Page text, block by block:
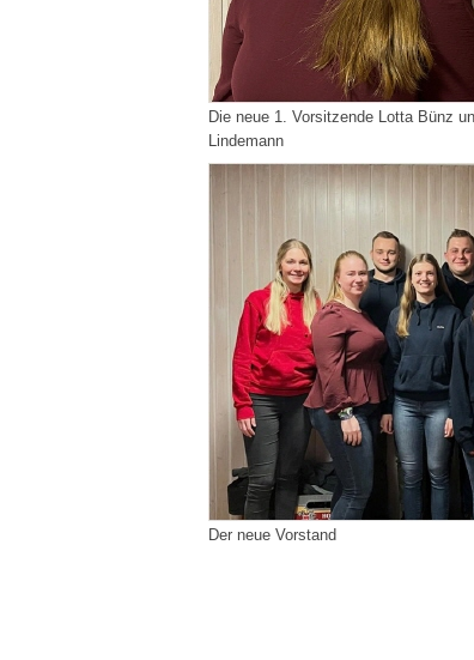
Die neue 1. Vorsitzende Lotta Bünz
Lindemann
Der neue Vorstand